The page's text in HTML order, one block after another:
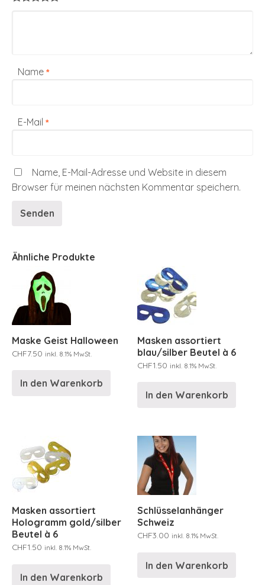
Name *
E-Mail *
Name, E-Mail-Adresse und Website in diesem
Browser für meinen nächsten Kommentar speichern.
Ähnliche Produkte
Maske Geist Halloween
CHF7.50 inkl. 8.1% MwSt.
In den Warenkorb
Masken assortiert
blau/silber Beutel à 6
CHF1.50 inkl. 8.1% MwSt.
In den Warenkorb
Masken assortiert
Hologramm gold/silber
Beutel à 6
CHF1.50 inkl. 8.1% MwSt.
In den Warenkorb
Schlüsselanhänger
Schweiz
CHF3.00 inkl. 8.1% MwSt.
In den Warenkorb